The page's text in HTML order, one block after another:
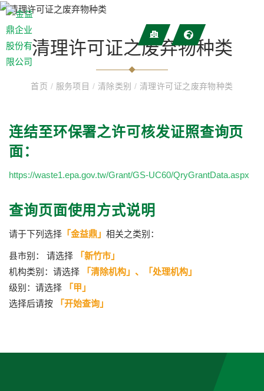
清理许可证之废弃物种类
首页 / 服务项目 / 清除类别 / 清理许可证之废弃物种类
连结至环保署之​​许可核发证照查询页
面：
https://waste1.epa.gov.tw/Grant/GS-UC60/QryGrantData.aspx
查询页面使用方式说明
请于下列选择 「金益鼎」 相关之类别：
县市别： 请选择
「新竹市」
机构类别：请选择
「清除机构」、「处理机构」
级别：请选择
「甲」
选择后请按
「开始查询」